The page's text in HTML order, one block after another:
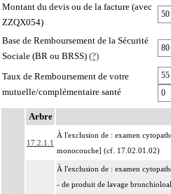
Montant du devis ou de la facture (avec
ZZQX054)
Base de Remboursement de la Sécurité
Sociale (BR ou BRSS) (?)
Taux de Remboursement de votre
mutuelle/complémentaire santé
Arbre
17.2.1.1
À l'exclusion de : examen
monocouche] (cf. 17.02.01.02)
À l'exclusion de : examen
- de produit de lavage